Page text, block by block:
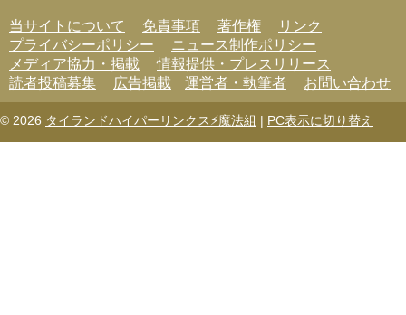
当サイトについて 免責事項 著作権
リンク
プライバシーポリシー
ニュース制作ポリシー
メディア協力・掲載
情報提供・プレスリリース
読者投稿募集
広告掲載 運営者・執筆者 お問い合わせ
© 2026 タイランドハイパーリンクス⚡魔法組 | PC表示に切り替え